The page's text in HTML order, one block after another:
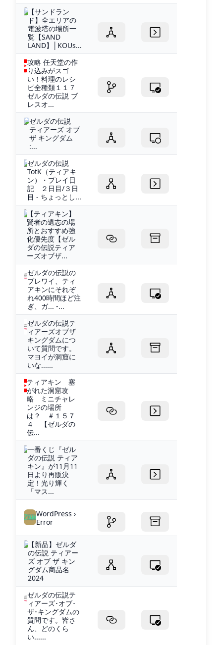
【サンドラン
ド】全エリアの
電波塔の場所一
覧【SAND
LAND】│KOUs...
攻略 任天堂の作
り込みがスゴ
い！料理のレシ
ピ全種類１１７
ゼルダの伝説 ブ
レスオ...
ゼルダの伝説
ティアーズ オブ
ザ キングダム
:...
ゼルダの伝説
TotK（ティアキ
ン）・プレイ日
記 ２日目/３日
目 - ちょっとし...
【ティアキン】
賢者の遺志の場
所とおすすめ強
化優先度【ゼル
ダの伝説ティア
ーズオブザ...
ゼルダの伝説の
ブレワイ、ティ
アキンにそれぞ
れ400時間ほど注
ぎ、ガ... -...
ゼルダの伝説テ
ィアーズオブザ
キングダムにつ
いて質問です。
マヨイが洞窟に
いな......
ティアキン 塞
がれた洞窟攻
略 ミニチャレ
ンジの場所
は？ ＃１５７
４ 【ゼルダの
伝...
一番くじ『ゼル
ダの伝説 ティア
キン』が11月11
日より再販決
定！光り輝く
「マス...
WordPress ›
Error
【新品】ゼルダ
の伝説 ティアー
ズ オブ ザ キン
グダム商品名
2024
ゼルダの伝説テ
ィアーズ･オブ･
ザ･キングダムの
質問です。皆さ
ん、どのくら
い......